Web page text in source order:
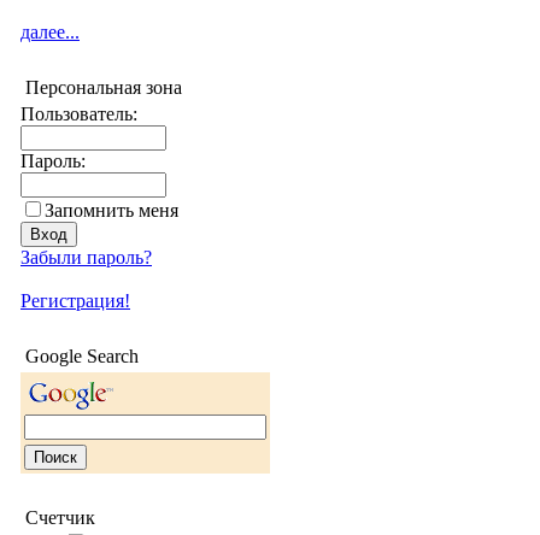
далее...
Персональная зона
Пользователь:
Пароль:
Запомнить меня
Забыли пароль?
Регистрация!
Google Search
Счетчик